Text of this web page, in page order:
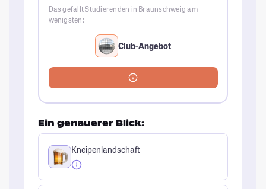
Das gefällt Studierenden in Braunschweig am
wenigsten:
Club-Angebot
Ein genauerer Blick:
Kneipenlandschaft